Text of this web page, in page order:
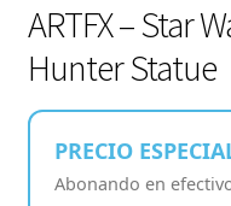
ARTFX – Star
Hunter Statue
PRECIO
Abonando en